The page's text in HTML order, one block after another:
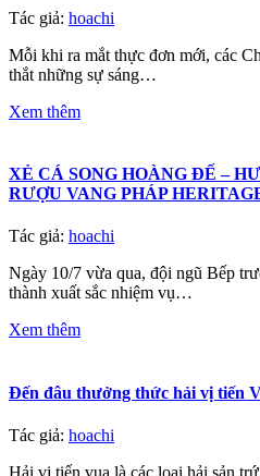
Tác giả: hoachi
Mỗi khi ra mắt thực đơn mới, các
thắt những sự sáng…
Xem thêm
XẺ CÁ SONG HOÀNG ĐẾ –
RƯỢU VANG PHÁP
Tác giả: hoachi
Ngày 10/7 vừa qua, đội ngũ Bếp
thành xuất sắc nhiệm vụ…
Xem thêm
Đến đâu thưởng thức hải vị tiến
Tác giả: hoachi
Hải vị tiến vua là các loại hải sản